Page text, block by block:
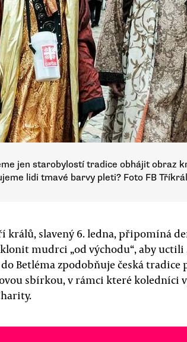
jen starobylostí tradice obhájit obraz
lidi tmavé barvy pleti? Foto FB
králů, slavený 6. ledna, připomíná
mudrci „od východu“, aby uctili
Betléma zpodobňuje česká
sbírkou, v rámci které koledníci